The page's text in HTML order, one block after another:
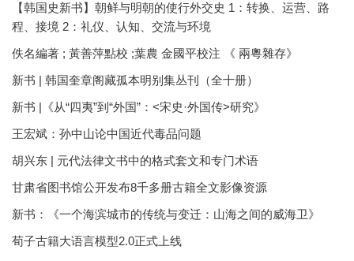
【韩国史新书】朝鲜与明朝的使行外交史 1：转换、运营、路
程、接境 2：礼仪、认知、交流与环境
佚名編著 ; 黃善萍點校 ;葉農 金國平校注 《 兩粵雜存》
新书 | 韩国奎章阁藏孤本明别集丛刊（全十册）
新书 |《从“四夷”到“外国”：<宋史·外国传>研究》
王宏斌：孙中山论中国近代毒品问题
胡兴东 | 元代法律文书中的格式套文和专门术语
甘肃省图书馆公开发布8千多册古籍全文影像资源
新书：《一个海滨城市的传统与变迁：山海之间的威海卫》
荀子古籍大语言模型2.0正式上线